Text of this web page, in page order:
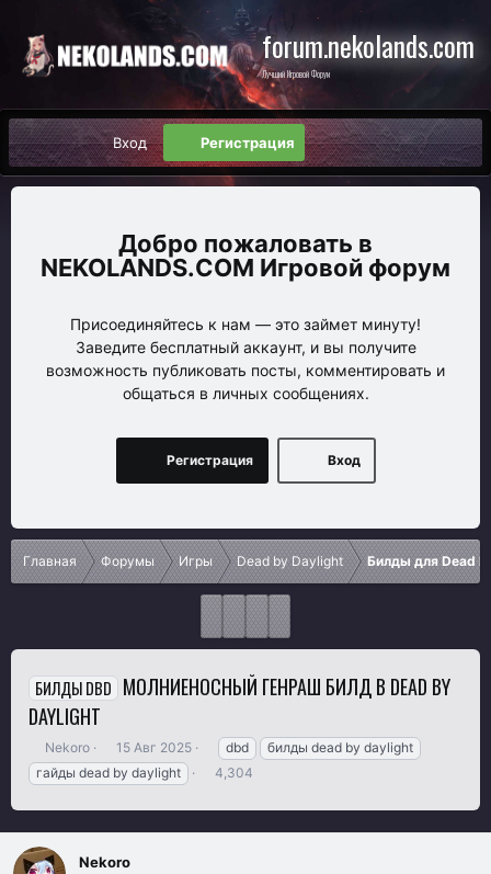
forum.nekolands.com
Лучший Игровой Форум
Вход Регистрация
NEKOLANDS.COM Игровой форум
Присоединяйтесь к нам — это займет минуту!
Заведите бесплатный аккаунт, и вы получите
возможность публиковать посты, комментировать и
общаться в личных сообщениях.
Вход
Регистрация
Главная Форумы Игры Dead by Daylight Билды для Dead
БИЛДЫ DBD МОЛНИЕНОСНЫЙ ГЕНРАШ БИЛД В DEAD BY
DAYLIGHT
А
в
т
т
е
Nekoro
Д
а
т
ч
15 Авг 2025
Т
е
dbd
билды dead by daylight
гайды dead by daylight
П
о
с
4,304
Nekoro